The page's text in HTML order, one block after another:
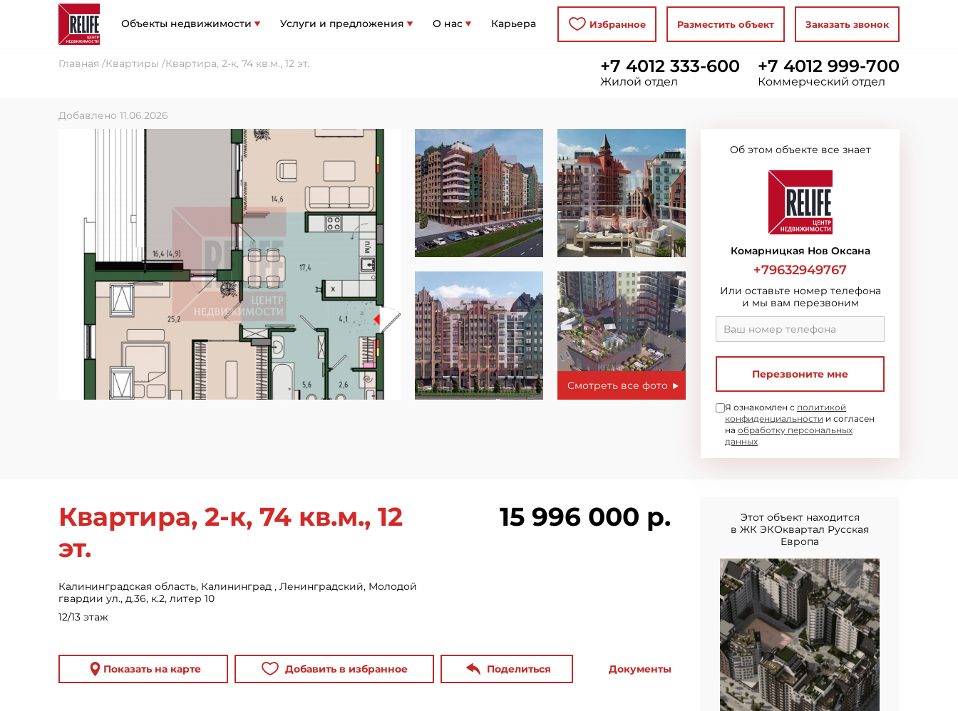
Объекты недвижимости Услуги и предложения О нас Карьера Избранное Разместить объект Заказать звонок
Главная Квартиры Квартира, 2-к, 74 кв.м., 12 эт. +7 4012 333-600
Жилой отдел
+7 4012 999-700
Коммерческий отдел
Добавлено 11.06.2026
Смотреть все фото
Об этом объекте все знает
Комарницкая Нов Оксана
+79632949767
Или оставьте номер телефона
и мы вам перезвоним
Перезвоните мне
Я ознакомлен с политикой
конфиденциальности и согласен
на обработку персональных
данных
Квартира, 2-к, 74 кв.м., 12
эт.
Калининградская область, Калининград , Ленинградский, Молодой
гвардии ул., д.36, к.2, литер 10
12/13 этаж
15 996 000 р.
Показать на карте Добавить в избранное Поделиться Документы
Этот объект находится
в ЖК ЭКОквартал Русская
Европа